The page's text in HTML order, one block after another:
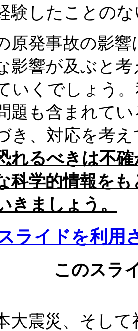
験したことの
原発事故の影
影響が及ぶと
いくでしょう
題も含まれて
き、対応を考
れるべきは不
科学的情報を
きましょう。
ライドを利用
このスラ
大震災、そし